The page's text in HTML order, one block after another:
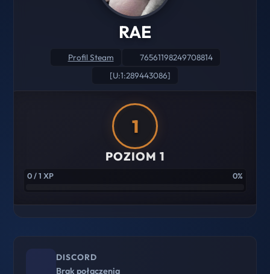
RAE
Profil Steam
76561198249708814
[U:1:289443086]
1
POZIOM 1
0 / 1 XP 0%
DISCORD
Brak połączenia